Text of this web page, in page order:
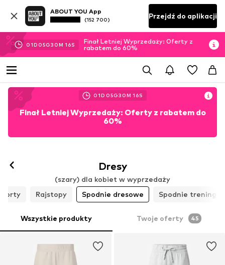
ABOUT YOU App
(152 700) Przejdź do aplikacji
01D 05G30M 14S
Finał Letniej Wyprzedaży: Oferty z
rabatem do 60%
01D 05G30M 14S
Finał Letniej Wyprzedaży: Oferty z rabatem do
60%
Dresy
(szary) dla kobiet w wyprzedaży
Rajstopy Spodnie dresowe Spodnie
Wszystkie produkty Twoje oferty 45